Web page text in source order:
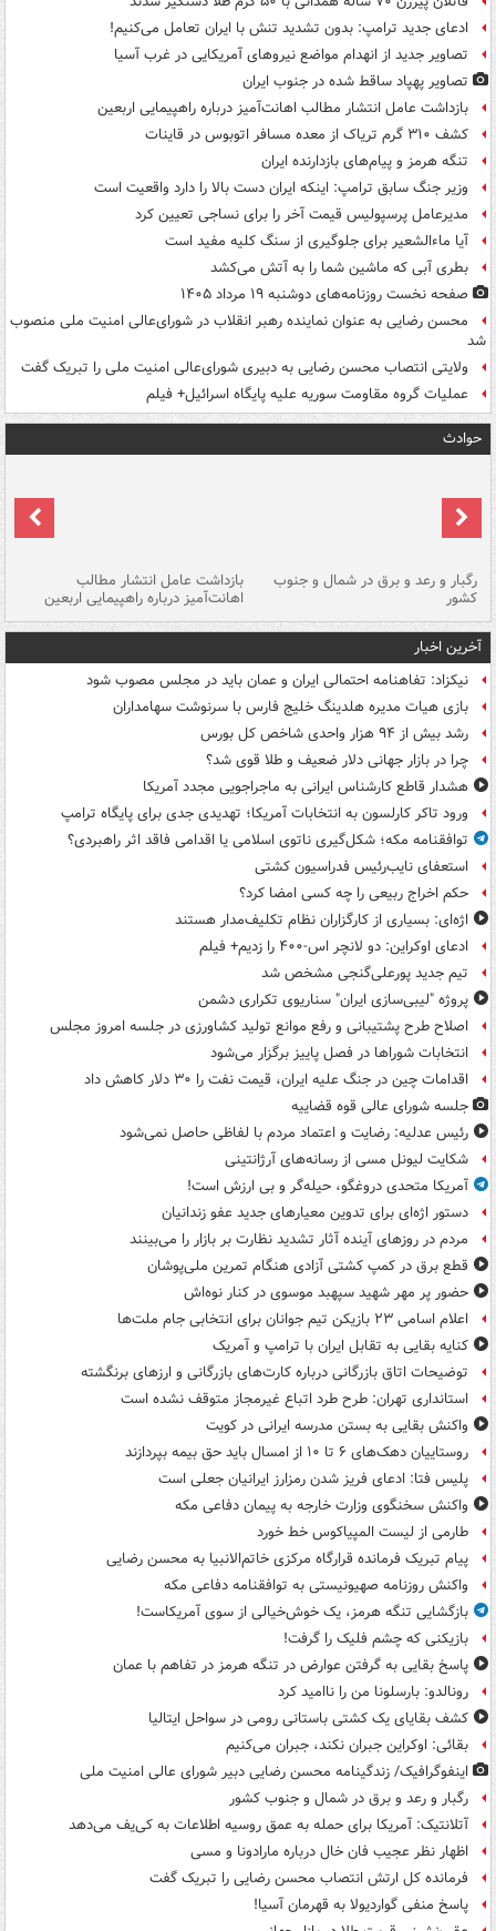
ادعای جدید ترامپ: بدون تشدید تنش با ایران تعامل می‌کنیم!
تصاویر جدید از انهدام مواضع نیروهای آمریکایی در غرب آسیا
تصاویر پهپاد ساقط شده در جنوب ایران
بازداشت عامل انتشار مطالب اهانت‌آمیز درباره راهپیمایی اربعین
کشف ۳۱۰ گرم تریاک از معده مسافر اتوبوس در قاینات
تنگه هرمز و پیام‌های بازدارنده ایران
وزیر جنگ سابق ترامپ: اینکه ایران دست بالا را دارد واقعیت است
مدیرعامل پرسپولیس قیمت آخر را برای نساجی تعیین کرد
آیا ماءالشعیر برای جلوگیری از سنگ کلیه مفید است
بطری آبی که ماشین شما را به آتش می‌کشد
صفحه نخست روزنامه‌های دوشنبه ۱۹ مرداد ۱۴۰۵
محسن رضایی به عنوان نماینده رهبر انقلاب در شورای‌عالی امنیت ملی منصوب
شد
ولایتی انتصاب محسن رضایی به دبیری شورای‌عالی امنیت ملی را تبریک گفت
عملیات گروه مقاومت سوریه علیه پایگاه اسرائیل+ فیلم
حوادث
رگبار و رعد و برق در شمال و جنوب
کشور
بازداشت عامل انتشار مطالب
اهانت‌آمیز درباره راهپیمایی اربعین
آخرین اخبار
نیکزاد: تفاهنامه احتمالی ایران و عمان باید در مجلس مصوب شود
بازی هیات مدیره هلدینگ خلیج فارس با سرنوشت سهامداران
رشد بیش از ۹۴ هزار واحدی شاخص کل بورس
چرا در بازار جهانی دلار ضعیف و طلا قوی شد؟
هشدار قاطع کارشناس ایرانی به ماجراجویی مجدد آمریکا
ورود تاکر کارلسون به انتخابات آمریکا؛ تهدیدی جدی برای پایگاه ترامپ
توافقنامه مکه؛ شکل‌گیری ناتوی اسلامی یا اقدامی فاقد اثر راهبردی؟
استعفای نایب‌رئیس فدراسیون کشتی
حکم اخراج ربیعی را چه کسی امضا کرد؟
اژه‌ای: بسیاری از کارگزاران نظام تکلیف‌مدار هستند
ادعای اوکراین: دو لانچر اس-۴۰۰ را زدیم+ فیلم
تیم جدید پورعلی‌گنجی مشخص شد
پروژه "لیبی‌سازی ایران" سناریوی تکراری دشمن
اصلاح طرح پشتیبانی و رفع موانع تولید کشاورزی در جلسه امروز مجلس
انتخابات شوراها در فصل پاییز برگزار می‌شود
اقدامات چین در جنگ علیه ایران، قیمت نفت را ۳۰ دلار کاهش داد
جلسه شورای عالی قوه قضاییه
رئیس عدلیه: رضایت و اعتماد مردم با لفاظی حاصل نمی‌شود
شکایت لیونل مسی از رسانه‌های آرژانتینی
آمریکا متحدی دروغگو، حیله‌گر و بی ارزش است!
دستور اژه‌ای برای تدوین معیارهای جدید عفو زندانیان
مردم در روزهای آینده آثار تشدید نظارت بر بازار را می‌بینند
قطع برق در کمپ کشتی آزادی هنگام تمرین ملی‌پوشان
حضور پر مهر شهید سپهبد موسوی در کنار نوه‌اش
اعلام اسامی ۲۳ بازیکن تیم جوانان برای انتخابی جام ملت‌ها
کنایه بقایی به تقابل ایران با ترامپ و آمریک
توضیحات اتاق بازرگانی درباره کارت‌های بازرگانی و ارزهای برنگشته
استانداری تهران: طرح طرد اتباع غیرمجاز متوقف نشده است
واکنش بقایی به بستن مدرسه ایرانی در کویت
روستاییان دهک‌های ۶ تا ۱۰ از امسال باید حق بیمه بپردازند
پلیس فتا: ادعای فریز شدن رمزارز ایرانیان جعلی است
واکنش سخنگوی وزارت خارجه به پیمان دفاعی مکه
طارمی از لیست المپیاکوس خط خورد
پیام تبریک فرمانده قرارگاه مرکزی خاتم‌الانبیا به محسن رضایی
واکنش روزنامه صهیونیستی به توافقنامه دفاعی مکه
بازگشایی تنگه هرمز، یک خوش‌خیالی از سوی آمریکاست!
بازیکنی که چشم فلیک را گرفت!
پاسخ بقایی به گرفتن عوارض در تنگه هرمز در تفاهم با عمان
رونالدو: بارسلونا من را ناامید کرد
کشف بقایای یک کشتی باستانی رومی در سواحل ایتالیا
بقائی: اوکراین جبران نکند، جبران می‌کنیم
اینفوگرافیک/ زندگینامه محسن رضایی دبیر شورای عالی امنیت‌ ملی
رگبار و رعد و برق در شمال و جنوب کشور
آتلانتیک: آمریکا برای حمله به عمق روسیه اطلاعات به کی‌یف می‌دهد
اظهار نظر عجیب فان خال درباره مارادونا و مسی
فرمانده کل ارتش انتصاب محسن رضایی را تبریک گفت
پاسخ منفی گواردیولا به قهرمان آسیا!